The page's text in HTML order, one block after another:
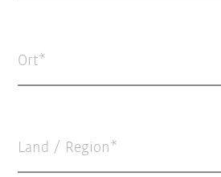
Ort
Land / Region*